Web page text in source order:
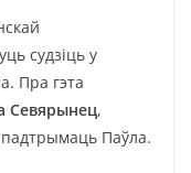
судзіць у
Пра гэта
Севярынец,
Паўла.